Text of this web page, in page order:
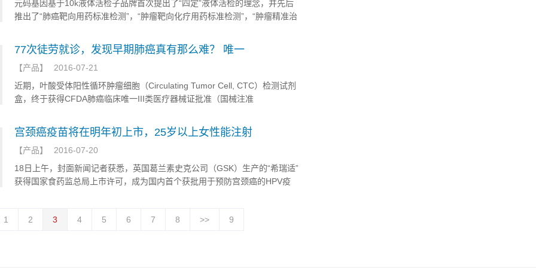
元码基因基于10k液体活检子品牌首次提出了“四定”液体活检的理念，并先后
推出了“肺癌靶向用药标准检测”，“肿瘤靶向化疗用药标准检测”，“肿瘤精准治
可。在此基础上，元码基因在全球率先推出基于全基因组测序的液体活检服
务，真正做到了液体活检“全覆盖”。
77次徒劳就诊，发现早期肺癌真有那么难？ 唯一
【产品】
2016-07-21
近期，叶酸受体阳性循环肿瘤细胞（Circulating Tumor Cell, CTC）检测试剂
盒，终于获得CFDA肺癌临床唯一III类医疗器械证批准（国械注准
率，假阳性率下降到5%左右，让肺癌诊疗手段有了划时代的进步。
宫颈癌疫苗将在明年初上市，25岁以上女性能注射
【产品】
2016-07-20
18日上午，封面新闻记者获悉，英国葛兰素史克公司（GSK）生产的“希瑞适”
获得国家食药监总局上市许可，成为国内首个获批用于预防宫颈癌的HPV疫
1
2 3 4 5 6 7 8 >> 9